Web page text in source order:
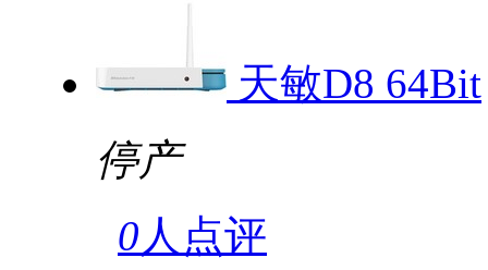
天敏D8 64Bit
停产
0人点评